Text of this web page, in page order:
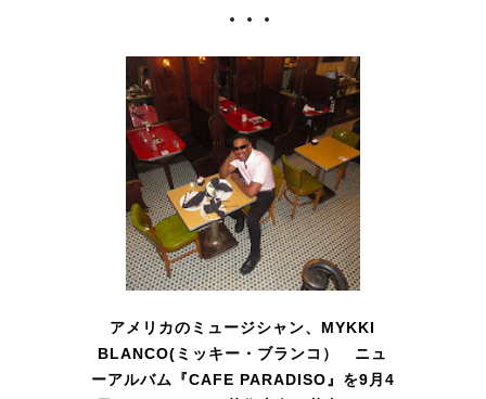
アメリカのミュージシャン、MYKKI
BLANCO(ミッキー・ブランコ） ニュ
ーアルバム『CAFE PARADISO』を9月4